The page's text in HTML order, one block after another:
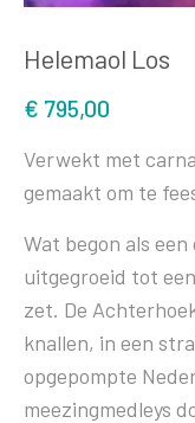
Helemaol Los
€ 795,00
Verwekt met
gemaakt om te
Wat begon als
uitgegroeid tot
zet. De
knallen, in een
opgepompte
meezingmedleys